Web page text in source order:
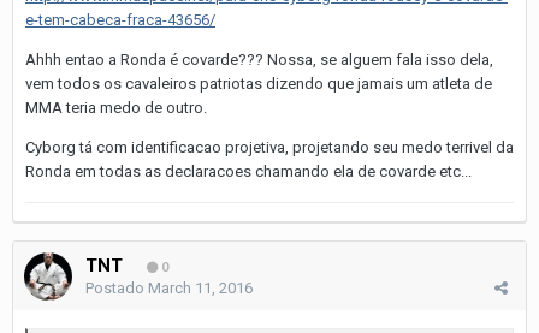
e-tem-cabeca-fraca-43656/
Ahhh entao a Ronda é covarde??? Nossa, se alguem fala isso dela,
vem todos os cavaleiros patriotas dizendo que jamais um atleta de
MMA teria medo de outro.
Cyborg tá com identificacao projetiva, projetando seu medo terrivel da
Ronda em todas as declaracoes chamando ela de covarde etc...
TNT 0
Postado March 11, 2016